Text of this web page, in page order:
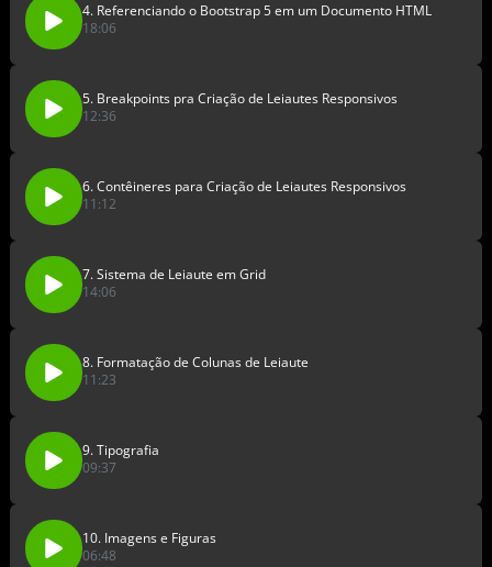
4. Referenciando o Bootstrap 5 em um Documento HTML
18:06
5. Breakpoints pra Criação de Leiautes Responsivos
12:36
6. Contêineres para Criação de Leiautes Responsivos
11:12
7. Sistema de Leiaute em Grid
14:06
8. Formatação de Colunas de Leiaute
11:23
9. Tipografia
09:37
10. Imagens e Figuras
06:48